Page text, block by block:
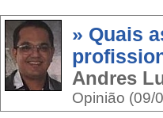
» Quais
Andres
Opinião (09/